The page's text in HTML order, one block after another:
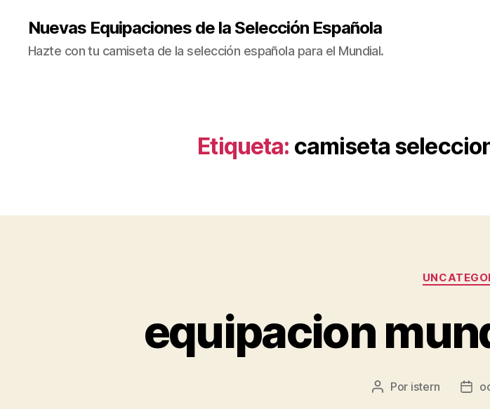
Nuevas Equipaciones de la Selección Española
Hazte con tu camiseta de la selección española para el Mundial.
Etiqueta: camiseta
equipacion
Autor
Por istern